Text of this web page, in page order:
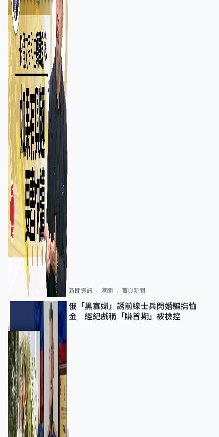
新聞資訊 港聞 首頁新聞
俄「黑寡婦」誘前線士兵閃婚騙撫恤
金 經紀戲稱「賺首期」被檢控